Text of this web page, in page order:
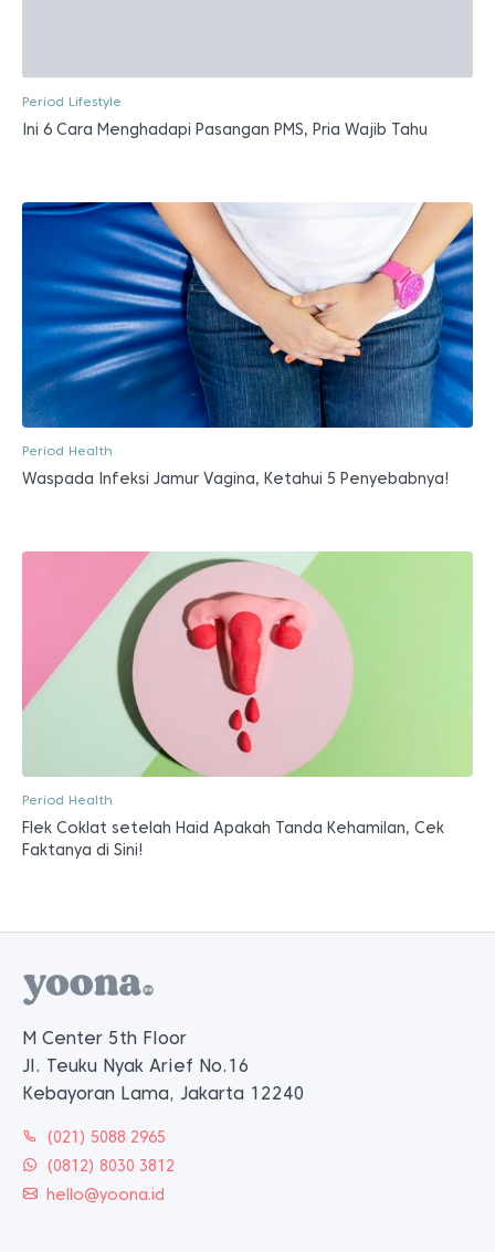
Period Lifestyle
Ini 6 Cara Menghadapi Pasangan PMS, Pria Wajib Tahu
Period Health
Waspada Infeksi Jamur Vagina, Ketahui 5 Penyebabnya!
Period Health
Flek Coklat setelah Haid Apakah Tanda Kehamilan, Cek
Faktanya di Sini!
M Center 5th Floor
Jl. Teuku Nyak Arief No.16
Kebayoran Lama, Jakarta 12240
(021) 5088 2965
(0812) 8030 3812
hello@yoona.id